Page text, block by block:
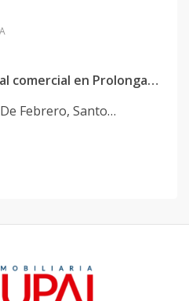
Venta y alquiler de local comercial en Prolongación 27
Febrero, Santo